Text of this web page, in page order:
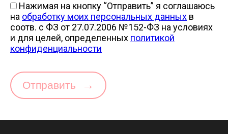
Нажимая на кнопку “Отправить” я соглашаюсь
на обработку моих персональных данных в
соотв. с ФЗ от 27.07.2006 №152-ФЗ на условиях
и для целей, определенных политикой
конфиденциальности
Отправить →